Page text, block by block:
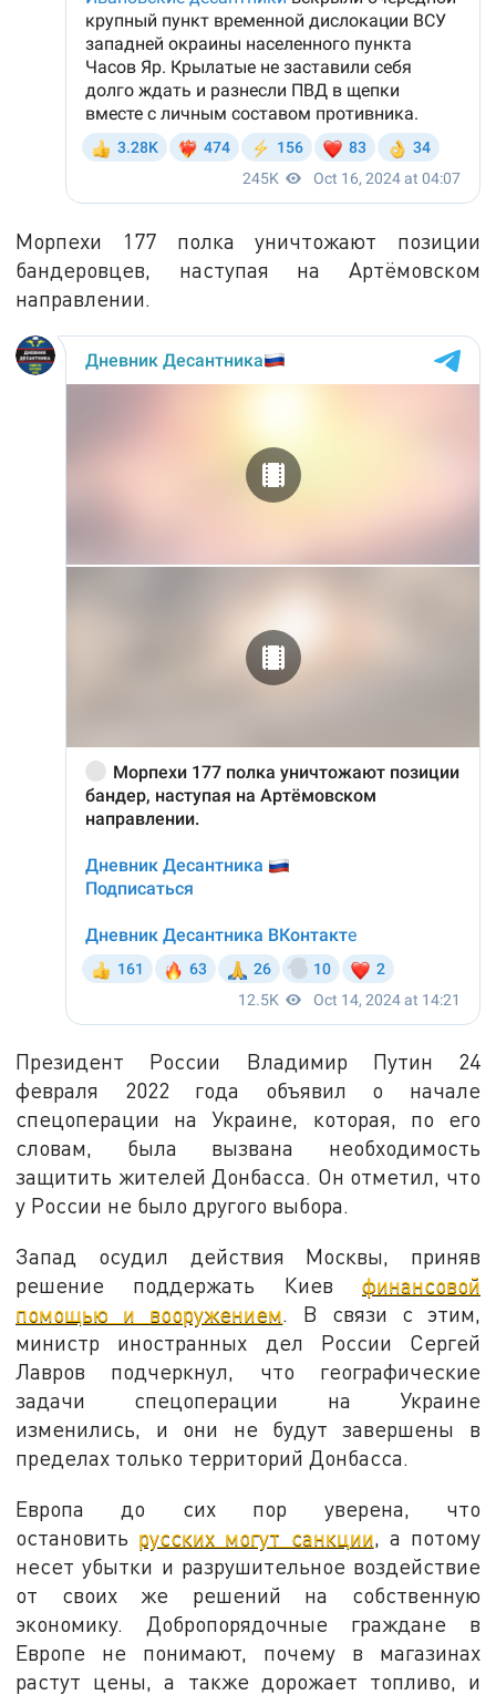
Морпехи 177 полка уничтожают позиции
бандеровцев, наступая на Артёмовском
направлении.
Президент России Владимир Путин 24
февраля 2022 года объявил о начале
спецоперации на Украине, которая, по его
словам, была вызвана необходимость
защитить жителей Донбасса. Он отметил, что
у России не было другого выбора.
Запад осудил действия Москвы, приняв
решение поддержать Киев финансовой
помощью и вооружением. В связи с этим,
министр иностранных дел России Сергей
Лавров подчеркнул, что географические
задачи спецоперации на Украине
изменились, и они не будут завершены в
пределах только территорий Донбасса.
Европа до сих пор уверена, что
остановить русских могут санкции, а потому
несет убытки и разрушительное воздействие
от своих же решений на собственную
экономику. Добропорядочные граждане в
Европе не понимают, почему в магазинах
растут цены, а также дорожает топливо, и